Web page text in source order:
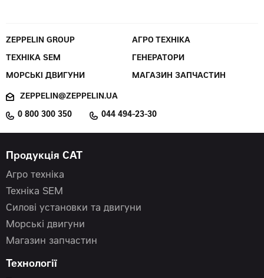
ZEPPELIN GROUP АГРО ТЕХНІКА
ТЕХНІКА SEM ГЕНЕРАТОРИ
МОРСЬКІ ДВИГУНИ МАГАЗИН ЗАПЧАСТИН
ZEPPELIN@ZEPPELIN.UA
0 800 300 350 044 494-23-30
Продукція CAT
Агро техніка
Техніка SEM
Силові установки та двигуни
Морські двигуни
Магазин запчастин
Технології